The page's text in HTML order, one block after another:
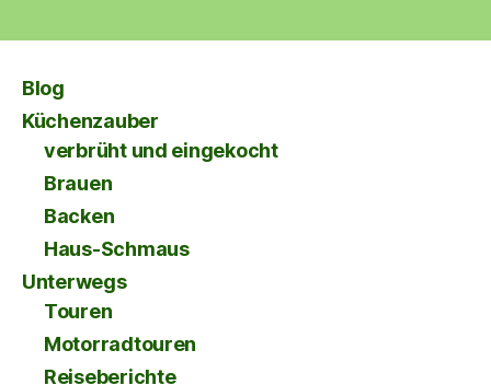
🍅
Blog
Küchenzauber
verbrüht und eingekocht
Brauen
Backen
Haus-Schmaus
Unterwegs
Touren
Motorradtouren
Reiseberichte